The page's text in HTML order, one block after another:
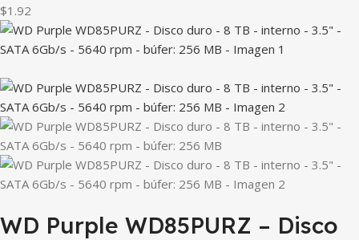
$1.92
WD Purple WD85PURZ – Disco